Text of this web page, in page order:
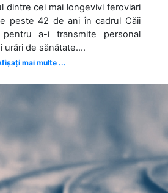
dintre cei mai longevivi feroviari
peste 42 de ani în cadrul Căii
a-i transmite personal
urări de sănătate....
mai multe ...